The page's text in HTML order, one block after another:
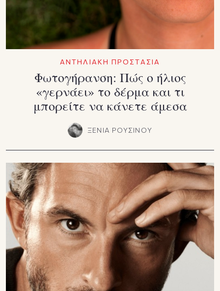
ΑΝΤΗΛΙΑΚΗ ΠΡΟΣΤΑΣΙΑ
Φωτογήρανση: Πώς ο ήλιος
«γερνάει» το δέρμα και τι
μπορείτε να κάνετε άμεσα
ΞΕΝΙΑ ΡΟΥΣΙΝΟΥ